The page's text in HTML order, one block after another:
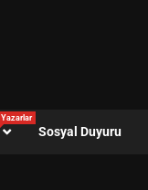
Yazarlar
Sosyal Duyuru